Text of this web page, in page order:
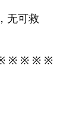
无可救
※ ※ ※ ※